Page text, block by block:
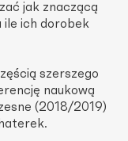
jak znaczącą
ile ich dorobek
szerszego
naukową
(2018/2019)